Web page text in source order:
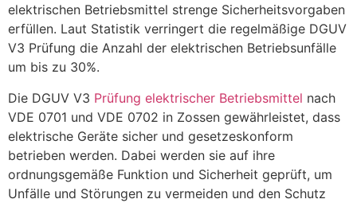
elektrischen Betriebsmittel strenge Sicherheitsvorgaben
erfüllen. Laut Statistik verringert die regelmäßige DGUV
V3 Prüfung die Anzahl der elektrischen Betriebsunfälle
um bis zu 30%.
Die DGUV V3 Prüfung elektrischer Betriebsmittel nach
VDE 0701 und VDE 0702 in Zossen gewährleistet, dass
elektrische Geräte sicher und gesetzeskonform
betrieben werden. Dabei werden sie auf ihre
ordnungsgemäße Funktion und Sicherheit geprüft, um
Unfälle und Störungen zu vermeiden und den Schutz